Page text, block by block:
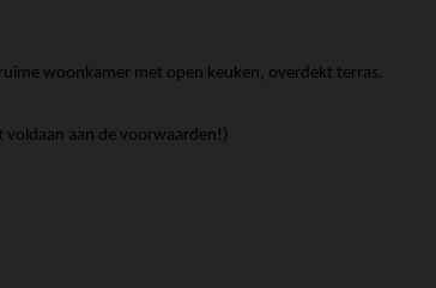
woonkamer met open keuken, overdekt terras.
aan de voorwaarden!)